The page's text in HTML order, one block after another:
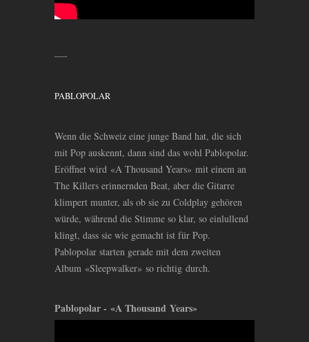
—-
PABLOPOLAR
Wenn die Schweiz eine junge Band hat, die sich
mit Pop auskennt, dann sind das wohl Pablopolar.
Eröffnet wird «A Thousand Years» mit einem an
The Killers erinnernden Beat, aber die Gitarre
klimpert munter, als ob sie zu Coldplay gehören
würde, während die Stimme so klar, so einlullend
klingt, dass sie wie gemacht ist für Pop.
Pablopolar starten gerade mit dem zweiten
Album «Sleepwalker» so richtig durch.
Pablopolar - «A Thousand Years»